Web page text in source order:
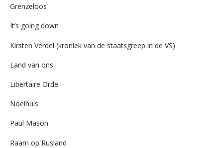
Grenzeloos
It’s going down
Kirsten Verdel (kroniek van de staatsgreep in de VS)
Land van ons
Libertaire Orde
Noelhuis
Paul Mason
Raam op Rusland